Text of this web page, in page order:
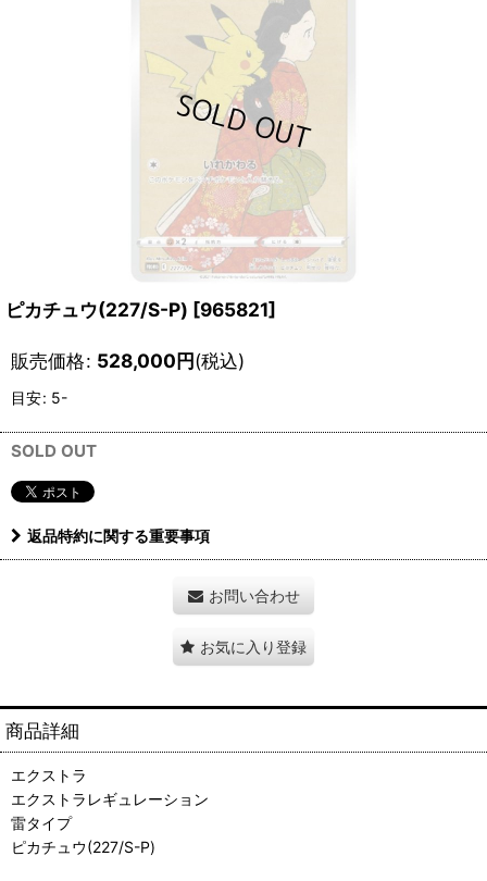
ピカチュウ(227/S-P) [965821]
販売価格: 528,000円(税込)
目安: 5-
SOLD OUT
返品特約に関する重要事項
お問い合わせ
お気に入り登録
商品詳細
エクストラ
エクストラレギュレーション
雷タイプ
ピカチュウ(227/S-P)